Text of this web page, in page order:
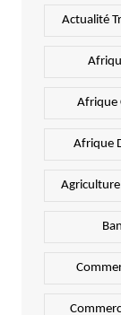
Actualité
Afrique
Afrique
Agriculture